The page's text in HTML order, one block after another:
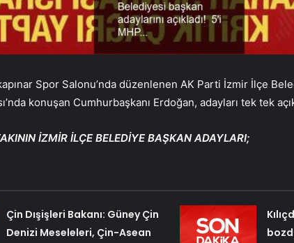
Spor Salonu’nda düzenlenen AK Parti İzmir İlçe
konuşan Cumhurbaşkanı Erdoğan, adayları tek tek
İZMİR İLÇE BELEDİYE BAŞKAN ADAYLARI;
Çin Dışişleri Bakanı: Güney Çin
Denizi Meseleleri, Çin-Asean